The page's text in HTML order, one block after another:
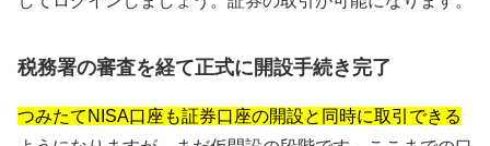
税務署の審査を経て正式に開設手続き完了
つみたてNISA口座も証券口座の開設と同時に取引できる